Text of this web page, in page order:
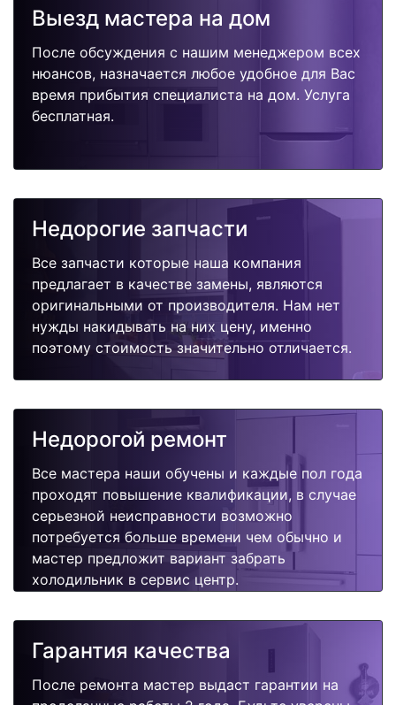
Выезд мастера на дом
После обсуждения с нашим менеджером всех
нюансов, назначается любое удобное для Вас
время прибытия специалиста на дом. Услуга
бесплатная.
Недорогие запчасти
Все запчасти которые наша компания
предлагает в качестве замены, являются
оригинальными от производителя. Нам нет
нужды накидывать на них цену, именно
поэтому стоимость значительно отличается.
Недорогой ремонт
Все мастера наши обучены и каждые пол года
проходят повышение квалификации, в случае
серьезной неисправности возможно
потребуется больше времени чем обычно и
мастер предложит вариант забрать
холодильник в сервис центр.
Гарантия качества
После ремонта мастер выдаст гарантии на